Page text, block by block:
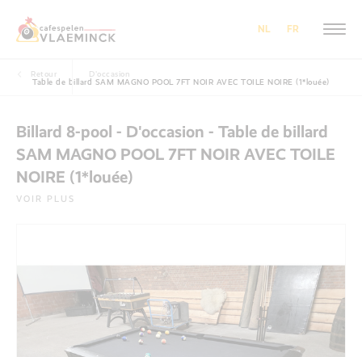
NL FR
Retour D'occasion
Table de billard SAM MAGNO POOL 7FT NOIR AVEC TOILE NOIRE (1*louée)
Billard 8-pool - D'occasion - Table de billard
SAM MAGNO POOL 7FT NOIR AVEC TOILE
NOIRE (1*louée)
VOIR PLUS